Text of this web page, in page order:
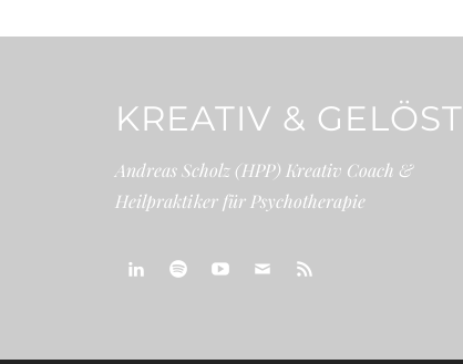
KREATIV & GELÖST
Andreas Scholz (HPP) Kreativ Coach &
Heilpraktiker für Psychotherapie